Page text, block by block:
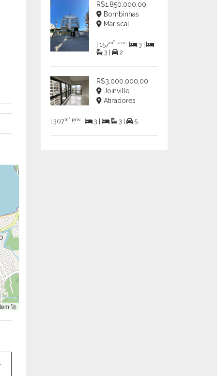
🚀
R$1.850.000,00
Bombinhas
Mariscal
| 157m² priv.
3 |
3 |
2
R$3.000.000,00
Joinville
Atiradores
| 307m² priv. 3 | 3 | 5